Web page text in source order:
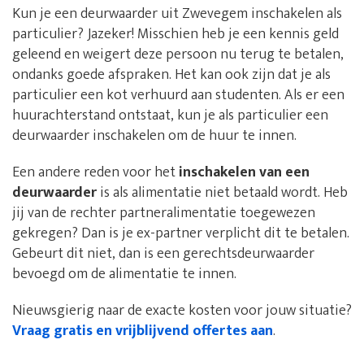
Kun je een deurwaarder uit Zwevegem inschakelen als
particulier? Jazeker! Misschien heb je een kennis geld
geleend en weigert deze persoon nu terug te betalen,
ondanks goede afspraken. Het kan ook zijn dat je als
particulier een kot verhuurd aan studenten. Als er een
huurachterstand ontstaat, kun je als particulier een
deurwaarder inschakelen om de huur te innen.
Een andere reden voor hetinschakelen van een
deurwaarderis als alimentatie niet betaald wordt. Heb
jij van de rechter partneralimentatie toegewezen
gekregen? Dan is je ex-partner verplicht dit te betalen.
Gebeurt dit niet, dan is een gerechtsdeurwaarder
bevoegd om de alimentatie te innen.
Nieuwsgierig naar de exacte kosten voor jouw situatie?
Vraag gratis en vrijblijvend offertes aan.